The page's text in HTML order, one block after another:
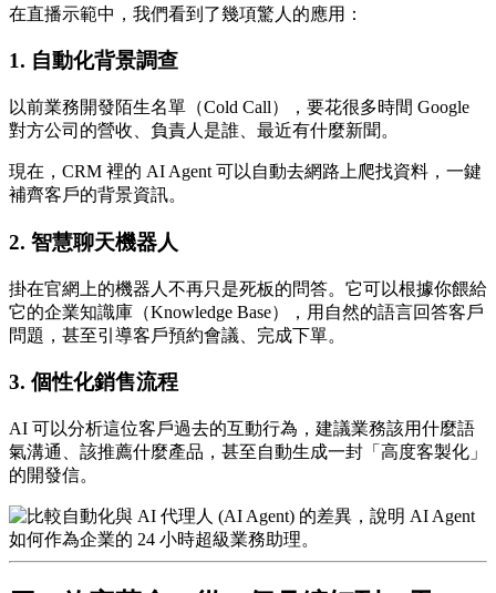
在直播示範中，我們看到了幾項驚人的應用：
1. 自動化背景調查
以前業務開發陌生名單（Cold Call），要花很多時間 Google
對方公司的營收、負責人是誰、最近有什麼新聞。
現在，CRM 裡的 AI Agent 可以自動去網路上爬找資料，一鍵
補齊客戶的背景資訊。
2. 智慧聊天機器人
掛在官網上的機器人不再只是死板的問答。它可以根據你餵給
它的企業知識庫（Knowledge Base），用自然的語言回答客戶
問題，甚至引導客戶預約會議、完成下單。
3. 個性化銷售流程
AI 可以分析這位客戶過去的互動行為，建議業務該用什麼語
氣溝通、該推薦什麼產品，甚至自動生成一封「高度客製化」
的開發信。